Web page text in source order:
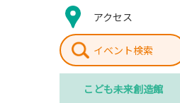
アクセス
イベント検索
こども未来創造館